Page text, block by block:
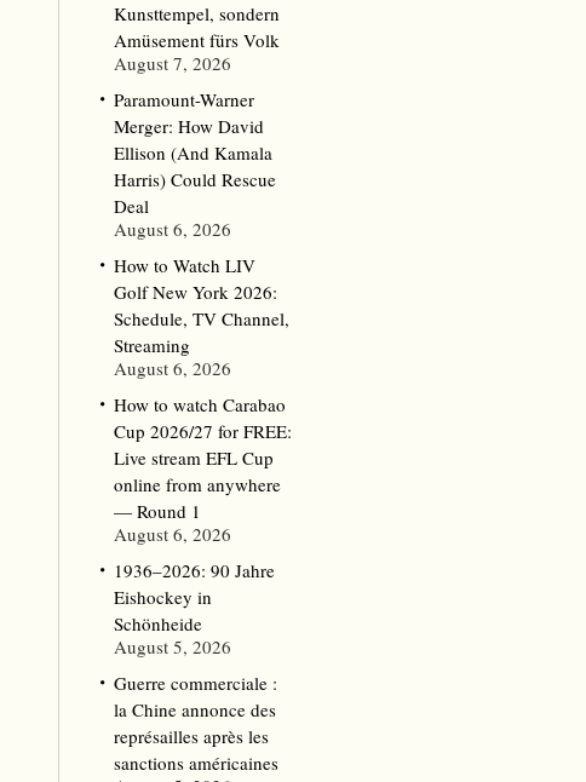
Kunsttempel, sondern
Amüsement fürs Volk
August 7, 2026
Paramount-Warner
Merger: How David
Ellison (And Kamala
Harris) Could Rescue
Deal
August 6, 2026
How to Watch LIV
Golf New York 2026:
Schedule, TV Channel,
Streaming
August 6, 2026
How to watch Carabao
Cup 2026/27 for FREE:
Live stream EFL Cup
online from anywhere
— Round 1
August 6, 2026
1936–2026: 90 Jahre
Eishockey in
Schönheide
August 5, 2026
Guerre commerciale :
la Chine annonce des
représailles après les
sanctions américaines